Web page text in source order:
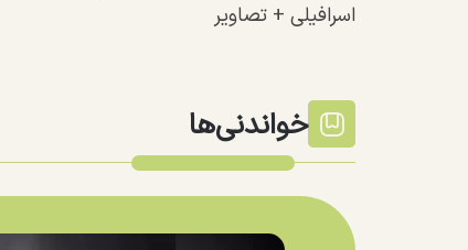
اسرافیلی + تصاویر
خواندنی‌ها